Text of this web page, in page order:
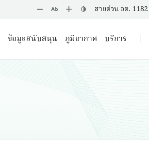
สายด่วน อต. 1182
ข้อมูลสนับสนุน ภูมิอากาศ บริการ